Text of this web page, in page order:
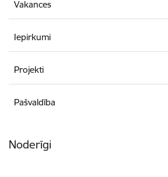
Vakances
Iepirkumi
Projekti
Pašvaldība
Noderīgi